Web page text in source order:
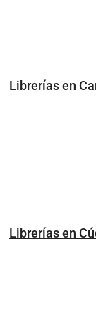
Librerías en
Librerías en